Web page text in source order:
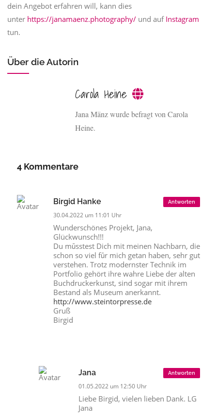
dein Angebot erfahren will, kann dies
unter https://janamaenz.photography/ und auf Instagram
tun.
Über die Autorin
Carola Heine
Jana Mänz wurde befragt von Carola
Heine.
4 Kommentare
Birgid Hanke
30.04.2022 um 11:01 Uhr
Wunderschönes Projekt, Jana,
Glückwunsch!!!
Du mūsstest Dich mit meinen Nachbarn, die
schon so viel fūr mich getan haben, sehr gut
verstehen. Trotz modernster Technik im
Portfolio gehört ihre wahre Liebe der alten
Buchdruckerkunst, sind sogar mit ihrem
Bestand als Museum anerkannt.
http://www.steintorpresse.de
Gruß
Birgid
Antworten
Jana
01.05.2022 um 12:50 Uhr
Liebe Birgid, vielen lieben Dank. LG
Jana
Antworten